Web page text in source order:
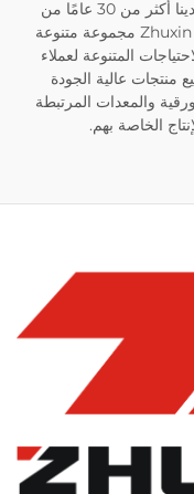
متخصصة في ماكينات الأكياس الورقية، فإن لدينا أكثر من 30 عامًا من
الخبرة في التصميم والتصنيع الميكانيكي. توفر Zhuxin مجموعة متنوعة
المتنوعة لعملاء
منتجات عالية الجودة
والمعدات المرتبطة
الخاصة بهم.